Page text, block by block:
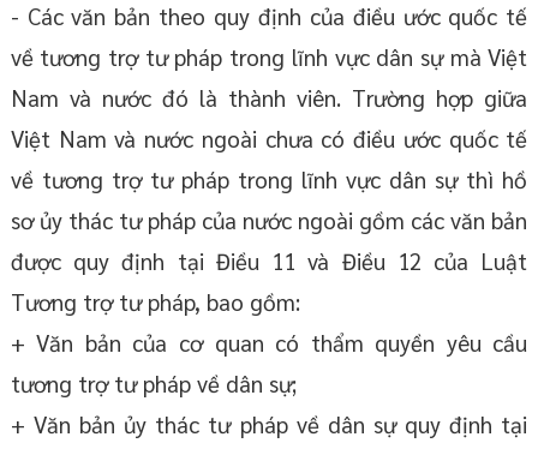
- Các văn bản theo quy định của điều ước quốc tế
về tương trợ tư pháp trong lĩnh vực dân sự mà Việt
Nam và nước đó là thành viên. Trường hợp giữa
Việt Nam và nước ngoài chưa có điều ước quốc tế
về tương trợ tư pháp trong lĩnh vực dân sự thì hồ
sơ ủy thác tư pháp của nước ngoài gồm các văn bản
được quy định tại Điều 11 và Điều 12 của Luật
Tương trợ tư pháp, bao gồm:
+ Văn bản của cơ quan có thẩm quyền yêu cầu
tương trợ tư pháp về dân sự;
+ Văn bản ủy thác tư pháp về dân sự quy định tại